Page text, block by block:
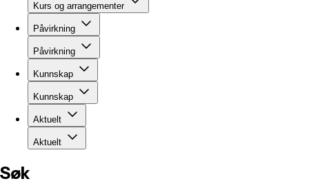
Kurs og arrangementer
Påvirkning
Påvirkning
Kunnskap
Kunnskap
Aktuelt
Aktuelt
Søk